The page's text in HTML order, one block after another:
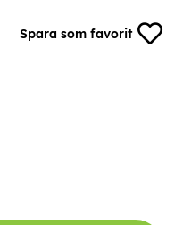
Spara som favorit